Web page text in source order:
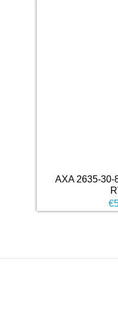
AXA 2635-30-
€